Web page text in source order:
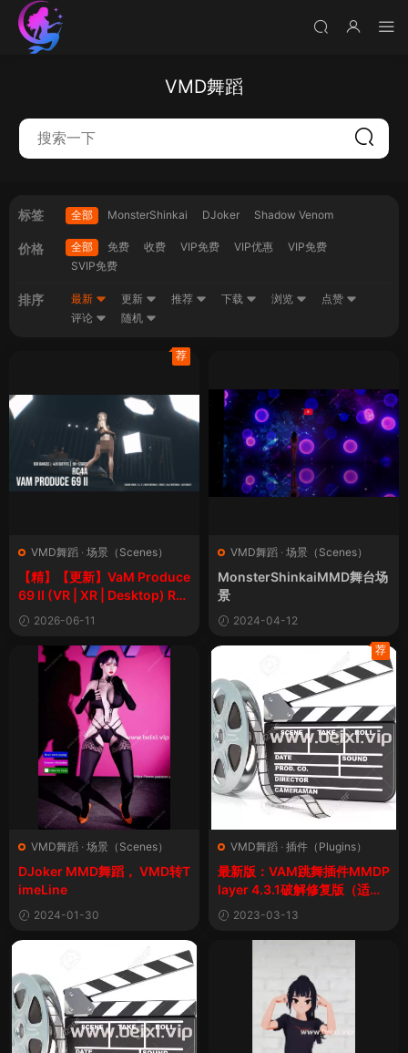
VMD舞蹈
标签 全部 MonsterShinkai DJoker Shadow Venom
价格 全部 免费 收费 VIP免费 VIP优惠
VIP免费
SVIP免费
排序 最新 更新 推荐 下载 浏览
点赞
评论
随机
VMD舞蹈 · 场景（Scenes）
【精】【更新】VaM Produce
69 II (VR | XR | Desktop) RC
4 Rebuilt+经典版
2026-06-11
荐
VMD舞蹈 · 场景（Scenes）
MonsterShinkaiMMD舞台场
景
2024-04-12
VMD舞蹈 · 场景（Scenes）
DJoker MMD舞蹈， VMD转T
imeLine
2024-01-30
VMD舞蹈 · 插件（Plugins）
最新版：VAM跳舞插件MMDP
layer 4.3.1破解修复版（适用
最新版VAM1.22.0.1本体）
2023-03-13
荐